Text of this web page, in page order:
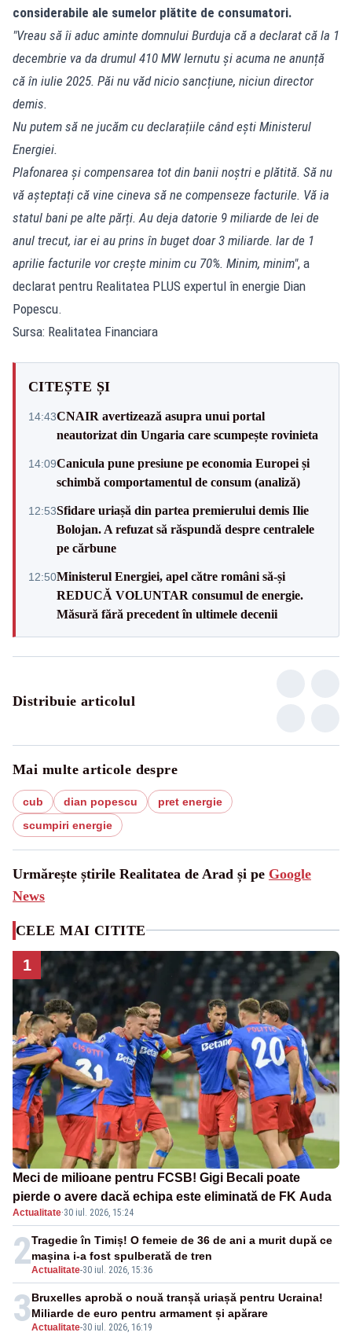
considerabile ale sumelor plătite de consumatori.
"Vreau să îi aduc aminte domnului Burduja că a declarat că la 1
decembrie va da drumul 410 MW Iernutu și acuma ne anunță
că în iulie 2025. Păi nu văd nicio sancțiune, niciun director
demis.
Nu putem să ne jucăm cu declarațiile când ești Ministerul
Energiei.
Plafonarea și compensarea tot din banii noștri e plătită. Să nu
vă așteptați că vine cineva să ne compenseze facturile. Vă ia
statul bani pe alte părți. Au deja datorie 9 miliarde de lei de
anul trecut, iar ei au prins în buget doar 3 miliarde. Iar de 1
aprilie facturile vor crește minim cu 70%. Minim, minim", a
declarat pentru Realitatea PLUS expertul în energie Dian
Popescu.
Sursa: Realitatea Financiara
CITEȘTE ȘI
14:43CNAIR avertizează asupra unui portal
neautorizat din Ungaria care scumpește rovinieta
14:09Canicula pune presiune pe economia Europei și
schimbă comportamentul de consum (analiză)
12:53Sfidare uriașă din partea premierului demis Ilie
Bolojan. A refuzat să răspundă despre centralele
pe cărbune
12:50Ministerul Energiei, apel către români să-și
REDUCĂ VOLUNTAR consumul de energie.
Măsură fără precedent în ultimele decenii
Distribuie articolul
Mai multe articole despre
cub dian popescu
pret energie
scumpiri energie
Urmărește știrile Realitatea de Arad și pe Google
News
CELE MAI CITITE
1
Meci de milioane pentru FCSB! Gigi Becali poate
pierde o avere dacă echipa este eliminată de FK Auda
Actualitate·30 iul. 2026, 15:24
2Actualitate-30 iul. 2026, 15:36
Tragedie în Timiș! O femeie de 36 de ani a murit după ce
mașina i-a fost spulberată de tren
3Actualitate-30 iul. 2026, 16:19
Bruxelles aprobă o nouă tranșă uriașă pentru Ucraina!
Miliarde de euro pentru armament și apărare